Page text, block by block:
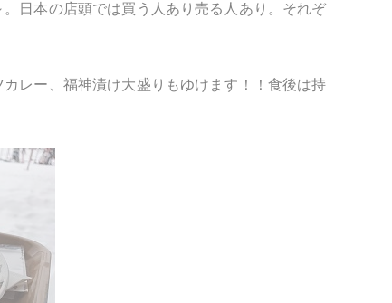
日本の店頭では買う人あり売る人あり。それぞ
レー、福神漬け大盛りもゆけます！！食後は持